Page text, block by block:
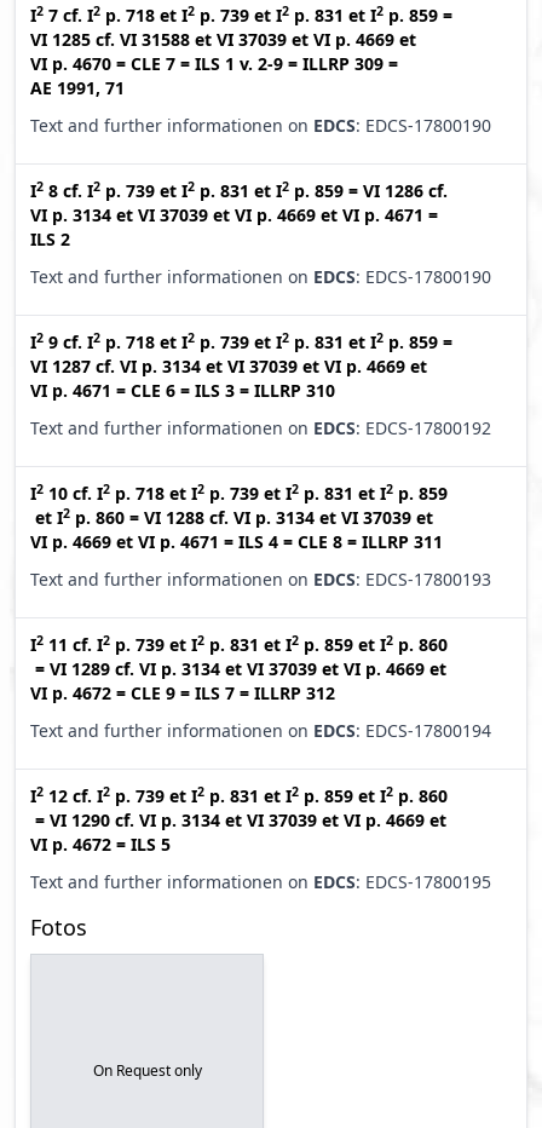
I2 7 cf. I2 p. 718 et I2 p. 739 et I2 p. 831 et I2 p. 859 =
VI 1285 cf. VI 31588 et VI 37039 et VI p. 4669 et
VI p. 4670 = CLE 7 = ILS 1 v. 2-9 = ILLRP 309 =
AE 1991, 71
Text and further informationen on EDCS: EDCS-17800190
I2 8 cf. I2 p. 739 et I2 p. 831 et I2 p. 859 = VI 1286 cf.
VI p. 3134 et VI 37039 et VI p. 4669 et VI p. 4671 =
ILS 2
Text and further informationen on EDCS: EDCS-17800190
I2 9 cf. I2 p. 718 et I2 p. 739 et I2 p. 831 et I2 p. 859 =
VI 1287 cf. VI p. 3134 et VI 37039 et VI p. 4669 et
VI p. 4671 = CLE 6 = ILS 3 = ILLRP 310
Text and further informationen on EDCS: EDCS-17800192
I2 10 cf. I2 p. 718 et I2 p. 739 et I2 p. 831 et I2 p. 859
et I2 p. 860 = VI 1288 cf. VI p. 3134 et VI 37039 et
VI p. 4669 et VI p. 4671 = ILS 4 = CLE 8 = ILLRP 311
Text and further informationen on EDCS: EDCS-17800193
I2 11 cf. I2 p. 739 et I2 p. 831 et I2 p. 859 et I2 p. 860
= VI 1289 cf. VI p. 3134 et VI 37039 et VI p. 4669 et
VI p. 4672 = CLE 9 = ILS 7 = ILLRP 312
Text and further informationen on EDCS: EDCS-17800194
I2 12 cf. I2 p. 739 et I2 p. 831 et I2 p. 859 et I2 p. 860
= VI 1290 cf. VI p. 3134 et VI 37039 et VI p. 4669 et
VI p. 4672 = ILS 5
Text and further informationen on EDCS: EDCS-17800195
Fotos
On Request only